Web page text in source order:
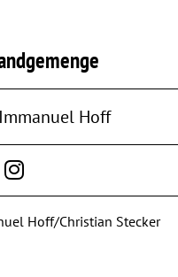
Hoff
Hoff/Christian Stecker